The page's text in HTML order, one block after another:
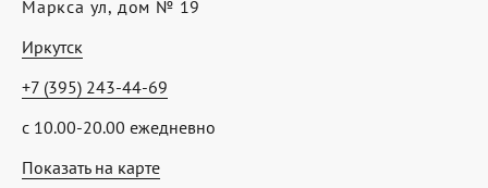
Показать на карте
Маркса ул, дом № 19
Иркутск
с 10.00-20.00 ежедневно
+7 (395) 243-44-69